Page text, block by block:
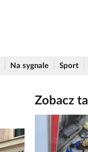
Na sygnale Sport
Zobacz